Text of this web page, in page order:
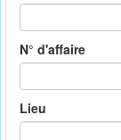
N° d'affaire
Lieu